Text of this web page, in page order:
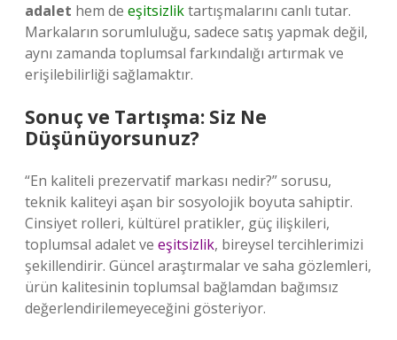
adalet hem de eşitsizliktartışmalarını canlı tutar.
Markaların sorumluluğu, sadece satış yapmak değil,
aynı zamanda toplumsal farkındalığı artırmak ve
erişilebilirliği sağlamaktır.
Sonuç ve Tartışma: Siz Ne
Düşünüyorsunuz?
“En kaliteli prezervatif markası nedir?” sorusu,
teknik kaliteyi aşan bir sosyolojik boyuta sahiptir.
Cinsiyet rolleri, kültürel pratikler, güç ilişkileri,
toplumsal adalet ve eşitsizlik, bireysel tercihlerimizi
şekillendirir. Güncel araştırmalar ve saha gözlemleri,
ürün kalitesinin toplumsal bağlamdan bağımsız
değerlendirilemeyeceğini gösteriyor.